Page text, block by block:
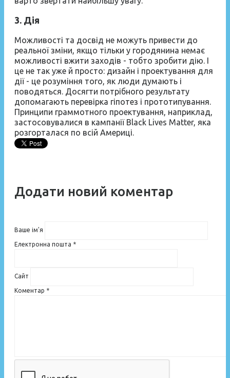
3. Дія
Можливості та досвід не можуть привести до
реальної зміни, якщо тільки у городянина немає
можливості вжити заходів - тобто зробити дію. І
це не так уже й просто: дизайн і проектування для
дії - це розуміння того, як люди думають і
поводяться. Досягти потрібного результату
допомагають перевірка гіпотез і прототипування.
Принципи граммотного проектування, наприклад,
застосовувалися в кампанії Black Lives Matter, яка
розгорталася по всій Америці.
Додати новий коментар
Ваше ім'я
Електронна пошта *
Сайт
Коментар *